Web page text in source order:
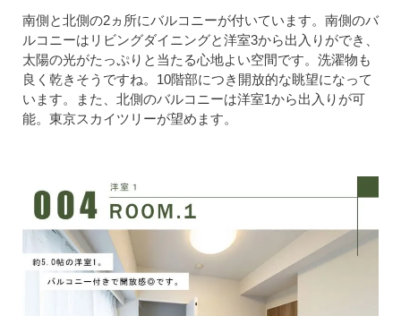
南側と北側の2ヵ所にバルコニーが付いています。南側のバ
ルコニーはリビングダイニングと洋室3から出入りができ、
太陽の光がたっぷりと当たる心地よい空間です。洗濯物も
良く乾きそうですね。10階部につき開放的な眺望になって
います。また、北側のバルコニーは洋室1から出入りが可
能。東京スカイツリーが望めます。